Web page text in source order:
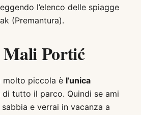
l’elenco delle spiagge
(Premantura).
Mali Portić
molto piccola è l’unica
di tutto il parco. Quindi se ami
e verrai in vacanza a